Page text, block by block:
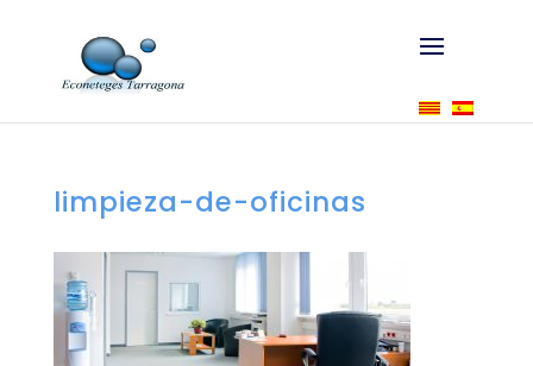
limpieza-de-oficinas